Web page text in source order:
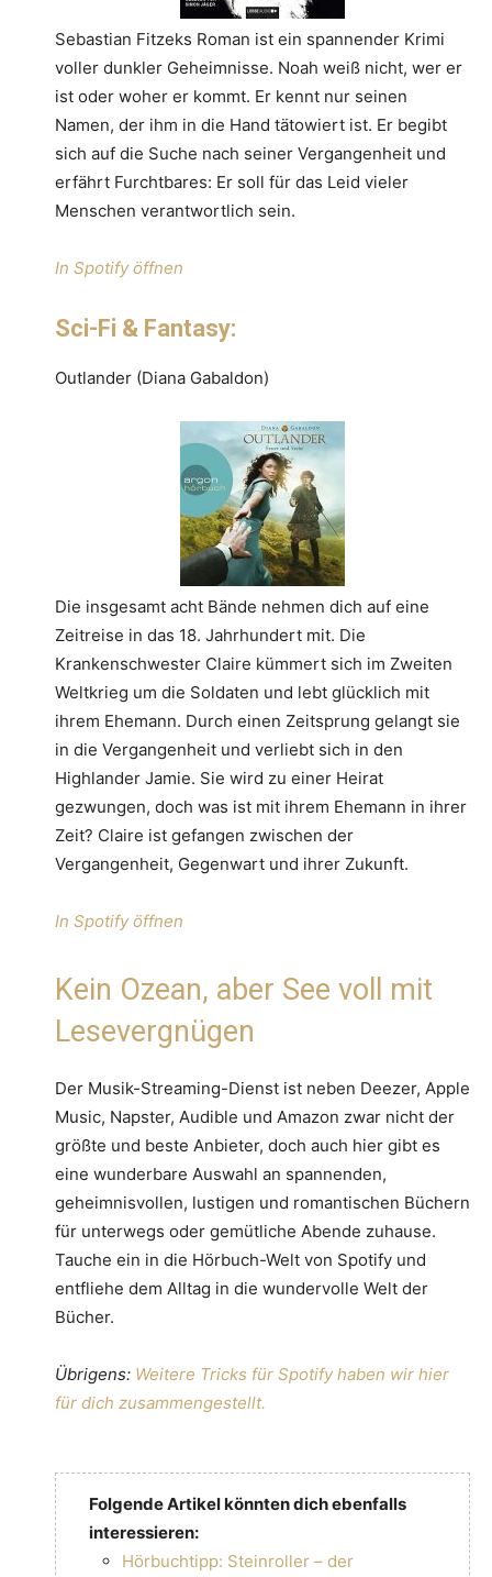
Sebastian Fitzeks Roman ist ein spannender Krimi
voller dunkler Geheimnisse. Noah weiß nicht, wer er
ist oder woher er kommt. Er kennt nur seinen
Namen, der ihm in die Hand tätowiert ist. Er begibt
sich auf die Suche nach seiner Vergangenheit und
erfährt Furchtbares: Er soll für das Leid vieler
Menschen verantwortlich sein.
In Spotify öffnen
Sci-Fi & Fantasy:
Outlander (Diana Gabaldon)
Die insgesamt acht Bände nehmen dich auf eine
Zeitreise in das 18. Jahrhundert mit. Die
Krankenschwester Claire kümmert sich im Zweiten
Weltkrieg um die Soldaten und lebt glücklich mit
ihrem Ehemann. Durch einen Zeitsprung gelangt sie
in die Vergangenheit und verliebt sich in den
Highlander Jamie. Sie wird zu einer Heirat
gezwungen, doch was ist mit ihrem Ehemann in ihrer
Zeit? Claire ist gefangen zwischen der
Vergangenheit, Gegenwart und ihrer Zukunft.
In Spotify öffnen
Kein Ozean, aber See voll mit
Lesevergnügen
Der Musik-Streaming-Dienst ist neben Deezer, Apple
Music, Napster, Audible und Amazon zwar nicht der
größte und beste Anbieter, doch auch hier gibt es
eine wunderbare Auswahl an spannenden,
geheimnisvollen, lustigen und romantischen Büchern
für unterwegs oder gemütliche Abende zuhause.
Tauche ein in die Hörbuch-Welt von Spotify und
entfliehe dem Alltag in die wundervolle Welt der
Bücher.
Übrigens: Weitere Tricks für Spotify haben wir hier
für dich zusammengestellt.
Folgende Artikel könnten dich ebenfalls
interessieren:
Hörbuchtipp: Steinroller – der